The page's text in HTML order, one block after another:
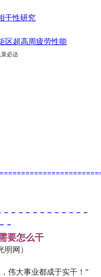
干性研究
区超高周疲劳性能
必达
－－－－－－－－－－－
－
要怎么干
明网）
伟大事业都成于实干！”